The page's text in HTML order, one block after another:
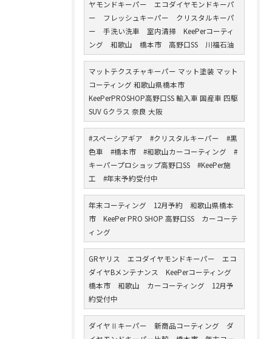
ヤモンドキーパー エコダイヤモンドキーパ
ー フレッシュキーパー クリスタルキーパ
ー 手洗い洗車 室内清掃 KeePerコーティ
ング 和歌山 橋本市 高野口SS 川福石油
マットテクスチャキーパー マット塗装 マット
コーティング 和歌山県橋本市
KeePerPROSHOP高野口SS 輸入車 国産車 四駆
SUV Gクラス 奈良 大阪
#スペーシアギア #クリスタルキーパー #黒
色車 #橋本市 #和歌山カーコーティング #
キーパープロショップ高野口SS #KeePer施
工 #年末予約受付中
年末コーティング 12月予約 和歌山県橋本
市 KeePer PRO SHOP 高野口SS カーコーテ
ィング
GRヤリス エコダイヤモンドキーパー エコ
ダイヤBメンテナンス KeePerコーティング
橋本市 和歌山 カーコーティング 12月予
約受付中
ダイヤⅡキーパー 新商品コーティング ダ